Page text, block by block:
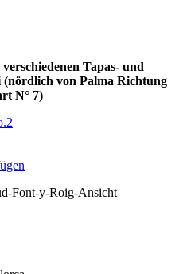
Tapas- und
von Palma Richtung
N° 7)